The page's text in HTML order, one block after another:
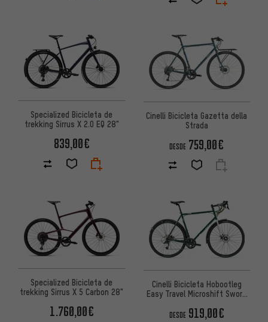
Specialized Bicicleta de
trekking Sirrus X 2.0 EQ 28"
839,00€
Cinelli Bicicleta Gazetta della
Strada
DESDE 759,00€
Specialized Bicicleta de
trekking Sirrus X 5 Carbon 28"
1.760,00€
Cinelli Bicicleta Hobootleg
Easy Travel Microshift Sword
DESDE 919,00€